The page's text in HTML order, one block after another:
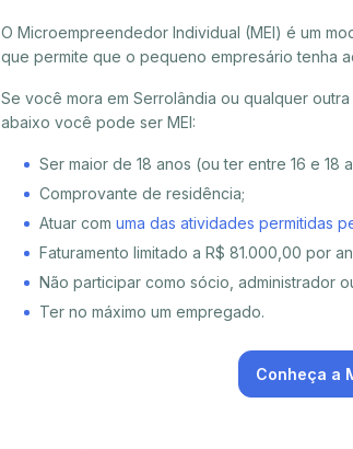
O Microempreendedor Individual (MEI) é um
que permite que o pequeno empresário tenha
Se você mora em Serrolândia ou qualquer
abaixo você pode ser MEI:
Ser maior de 18 anos (ou ter entre 16 e 18
Comprovante de residência;
Atuar com uma das atividades permitidas
Faturamento limitado a R$ 81.000,00 por
Não participar como sócio, administrador
Ter no máximo um empregado.
Conheça a